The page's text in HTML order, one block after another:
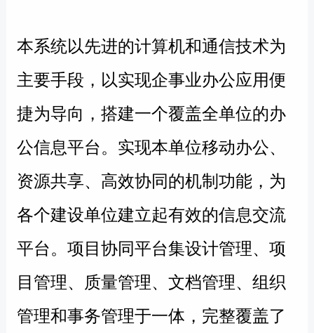
本系统以先进的计算机和通信技术为
主要手段，以实现企事业办公应用便
捷为导向，搭建一个覆盖全单位的办
公信息平台。实现本单位移动办公、
资源共享、高效协同的机制 功能，为
各个建设单位建立起有效的信息交流
平台。 项目协同平台集设计管理、项
目管理、质量管理、文档管理、组织
管理和事务管理于一体，完整覆盖了